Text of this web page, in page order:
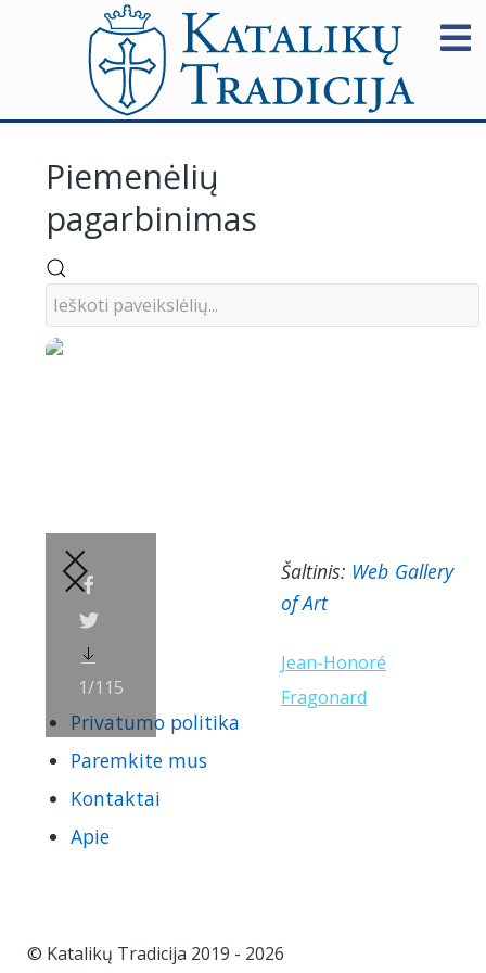
Piemenėlių
pagarbinimas
1/115
Šaltinis: Web Gallery
of Art
Jean-Honoré
Fragonard
Privatumo politika
Paremkite mus
Kontaktai
Apie
© Katalikų Tradicija 2019 - 2026